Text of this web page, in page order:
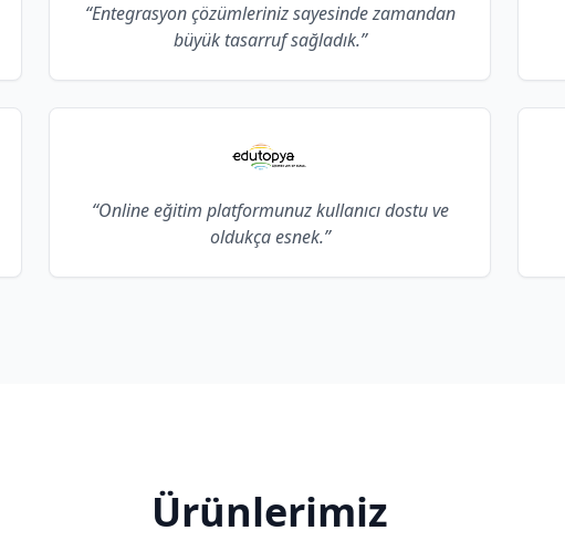
“Entegrasyon çözümleriniz sayesinde zamandan
büyük tasarruf sağladık.”
“Online eğitim platformunuz kullanıcı dostu ve
oldukça esnek.”
Ürünlerimiz